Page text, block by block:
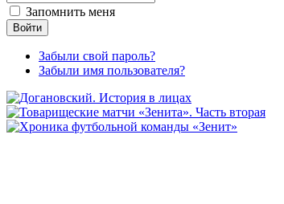
Запомнить меня
Забыли свой пароль?
Забыли имя пользователя?